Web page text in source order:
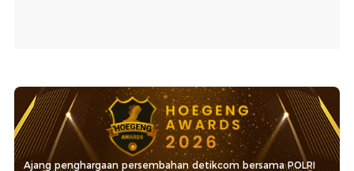
Ajang penghargaan persembahan detikcom bersama POLRI